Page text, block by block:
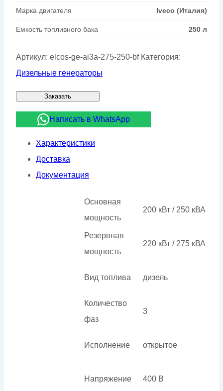
Марка двигателя Iveco (Италия)
Емкость топливного бака 250 л
Артикул: elcos-ge-ai3a-275-250-bf Категория:
Дизельные генераторы
Заказать
Написать в WhatsApp
Характеристики
Доставка
Документация
Основная
мощность
200 кВт / 250 кВА
Резервная
мощность
220 кВт / 275 кВА
Вид топлива дизель
Количество
фаз
3
Исполнение открытое
Напряжение 400 В